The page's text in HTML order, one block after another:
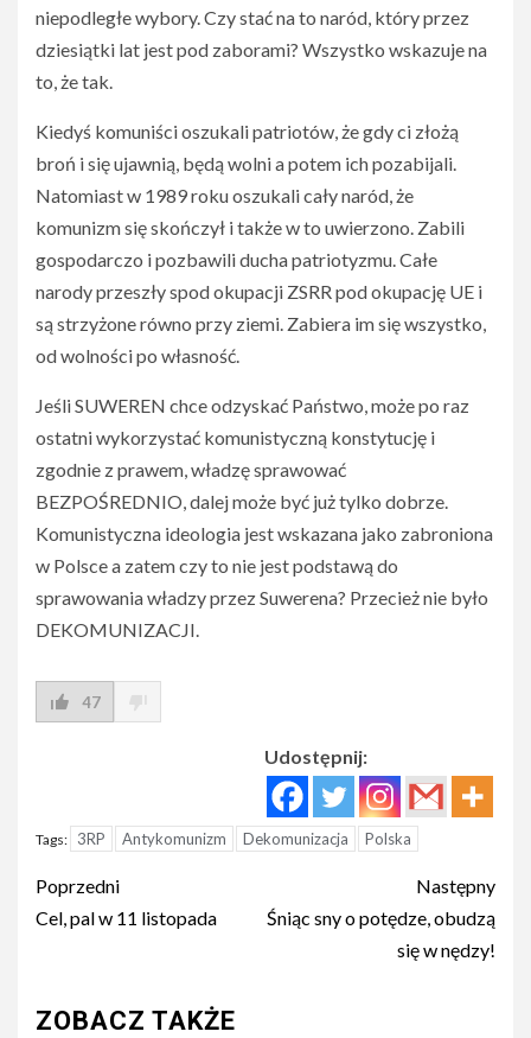
niepodległe wybory. Czy stać na to naród, który przez
dziesiątki lat jest pod zaborami? Wszystko wskazuje na
to, że tak.
Kiedyś komuniści oszukali patriotów, że gdy ci złożą
broń i się ujawnią, będą wolni a potem ich pozabijali.
Natomiast w 1989 roku oszukali cały naród, że
komunizm się skończył i także w to uwierzono. Zabili
gospodarczo i pozbawili ducha patriotyzmu. Całe
narody przeszły spod okupacji ZSRR pod okupację UE i
są strzyżone równo przy ziemi. Zabiera im się wszystko,
od wolności po własność.
Jeśli SUWEREN chce odzyskać Państwo, może po raz
ostatni wykorzystać komunistyczną konstytucję i
zgodnie z prawem, władzę sprawować
BEZPOŚREDNIO, dalej może być już tylko dobrze.
Komunistyczna ideologia jest wskazana jako zabroniona
w Polsce a zatem czy to nie jest podstawą do
sprawowania władzy przez Suwerena? Przecież nie było
DEKOMUNIZACJI.
47
Udostępnij:
Tags: 3RP Antykomunizm Dekomunizacja Polska
Post
navigation
Poprzedni
Cel, pal w 11 listopada
Następny
Śniąc sny o potędze, obudzą
się w nędzy!
ZOBACZ TAKŻE